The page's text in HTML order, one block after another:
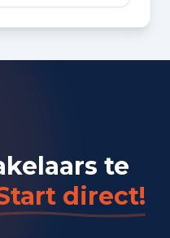
4.350
2.580
te
direct!